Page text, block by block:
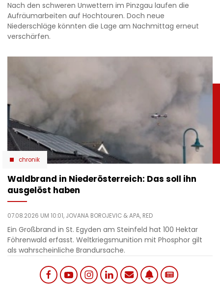
Nach den schweren Unwettern im Pinzgau laufen die
Aufräumarbeiten auf Hochtouren. Doch neue
Niederschläge könnten die Lage am Nachmittag erneut
verschärfen.
chronik
Waldbrand in Niederösterreich: Das soll ihn
ausgelöst haben
07.08.2026 UM 10:01, JOVANA BOROJEVIC & APA, RED
Ein Großbrand in St. Egyden am Steinfeld hat 100 Hektar
Föhrenwald erfasst. Weltkriegsmunition mit Phosphor gilt
als wahrscheinliche Brandursache.